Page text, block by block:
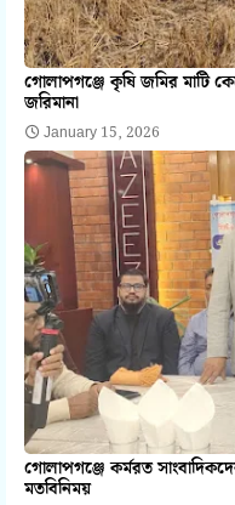
গোলাপগঞ্জে কৃষি জমির মাটি
জরিমানা
January 15, 2026
গোলাপগঞ্জে কর্মরত
মতবিনিময়